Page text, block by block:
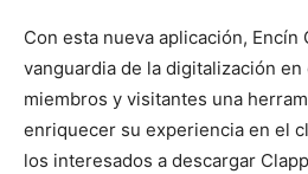
Con esta nueva aplicación, Encín
vanguardia de la digitalización
miembros y visitantes una
enriquecer su experiencia en el
los interesados a descargar